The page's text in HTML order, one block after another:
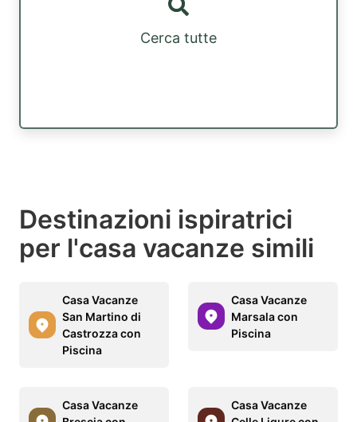
Cerca tutte
Destinazioni ispiratrici
per l'casa vacanze simili
Casa Vacanze
San Martino di
Castrozza con
Piscina
Casa Vacanze
Marsala con
Piscina
Casa Vacanze
Casa Vacanze